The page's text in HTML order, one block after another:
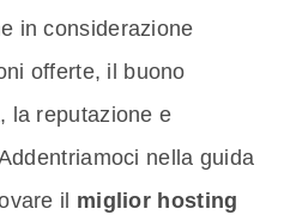
in considerazione
offerte, il buono
la reputazione e
nella guida
il miglior hosting